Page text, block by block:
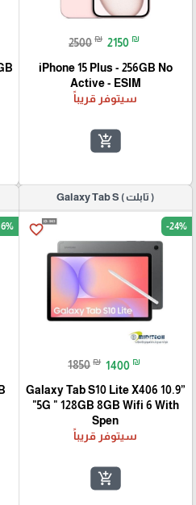
2500 ₪ 2150 ₪
iPhone 15 Plus - 256GB No
Active - ESIM
سيتوفر قريباً
add_shopping_cart
( تابلت ) Galaxy Tab S
favorite_border -24%
1850 ₪ 1400 ₪
Galaxy Tab S10 Lite X406 10.9”
"5G " 128GB 8GB Wifi 6 With
Spen
سيتوفر قريباً
add_shopping_cart